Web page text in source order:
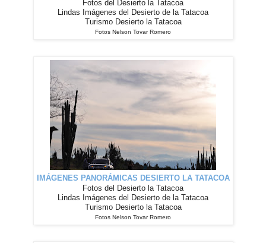
Fotos del Desierto la Tatacoa
Lindas Imágenes del Desierto de la Tatacoa
Turismo Desierto la Tatacoa
Fotos Nelson Tovar Romero
IMÁGENES PANORÁMICAS DESIERTO LA TATACOA
Fotos del Desierto la Tatacoa
Lindas Imágenes del Desierto de la Tatacoa
Turismo Desierto la Tatacoa
Fotos Nelson Tovar Romero